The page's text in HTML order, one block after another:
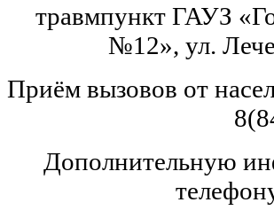
травмпункт ГАУЗ
№12», ул.
Приём вызовов от
Дополнительную